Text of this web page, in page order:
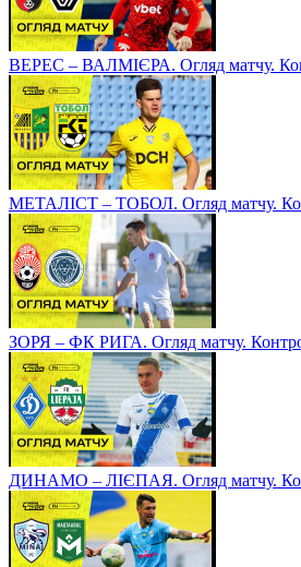
ВЕРЕС – ВАЛМІЄРА. Огляд матчу.
МЕТАЛІСТ – ТОБОЛ. Огляд матчу.
ЗОРЯ – ФК РИГА. Огляд матчу.
ДИНАМО – ЛІЄПАЯ. Огляд матчу.